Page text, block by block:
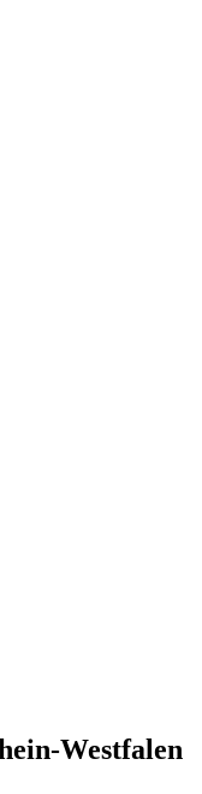
Westfalen